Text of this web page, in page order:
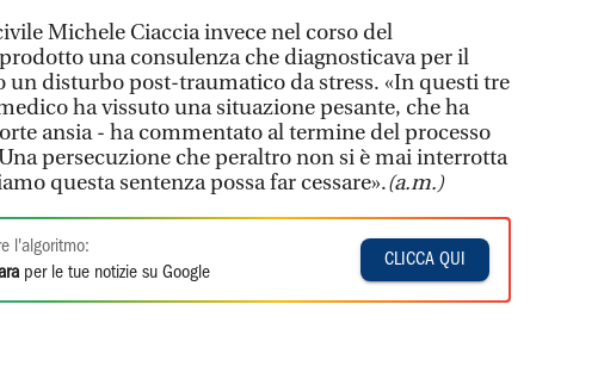
Michele Ciaccia invece nel corso del
una consulenza che diagnosticava per il
un disturbo post-traumatico da stress. «In questi tre
ha vissuto una situazione pesante, che ha
ansia - ha commentato al termine del processo
persecuzione che peraltro non si è mai interrotta
questa sentenza possa far cessare».(a.m.)
l'algoritmo:
per le tue notizie su Google
CLICCA QUI